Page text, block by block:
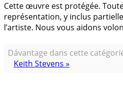
Cette œuvre est protégée.
représentation, y inclus
l’artiste. Nous vous aidons
Dávantage dans cette
Keith Stevens »